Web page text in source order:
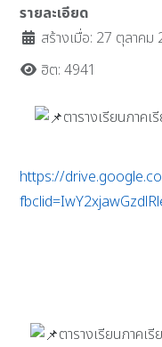
รายละเอียด
สร้างเมื่อ: 27 ตุลาคม
ฮิต: 4941
ตารางเรียนภาค
https://
ตารางเรียนภาคเ